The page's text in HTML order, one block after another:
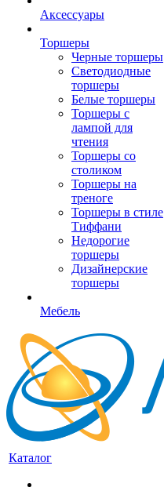
Аксессуары
Торшеры
Черные торшеры
Светодиодные
торшеры
Белые торшеры
Торшеры с
лампой для
чтения
Торшеры со
столиком
Торшеры на
треноге
Торшеры в стиле
Тиффани
Недорогие
торшеры
Дизайнерские
торшеры
Мебель
Каталог